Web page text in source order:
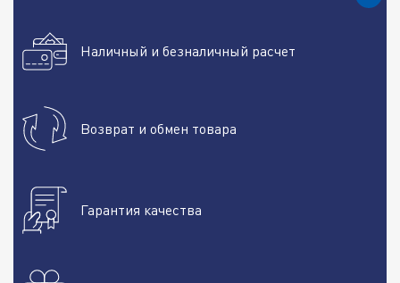
Наличный и безналичный расчет
Возврат и обмен товара
Гарантия качества